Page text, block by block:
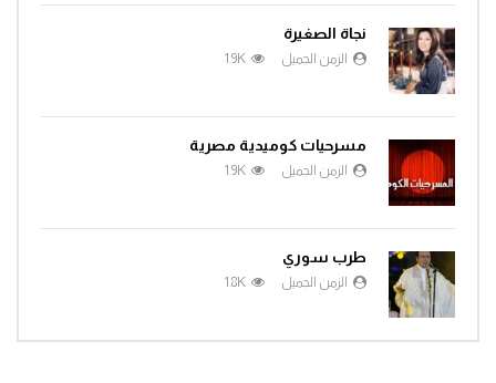
نجاة الصغيرة
الزمن الجميل 1.9K
مسرحيات كوميدية مصرية
الزمن الجميل 1.9K
طرب سوري
الزمن الجميل 1.8K